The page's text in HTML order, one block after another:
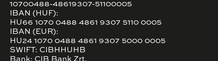
10700488-48619307-51100005
IBAN (HUF):
HU66 1070 0488 4861 9307 5110 0005
IBAN (EUR):
HU24 1070 0488 4861 9307 5000 0005
SWIFT: CIBHHUHB